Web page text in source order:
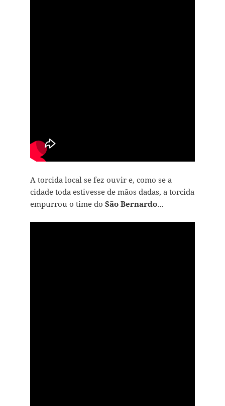
A torcida local se fez ouvir e, como se a
cidade toda estivesse de mãos dadas, a torcida
empurrou o time do São Bernardo…